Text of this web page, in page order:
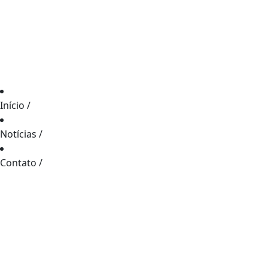
Início /
Notícias /
Contato /